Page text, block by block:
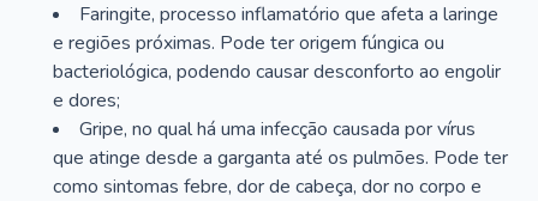
Faringite, processo inflamatório que afeta a laringe
e regiões próximas. Pode ter origem fúngica ou
bacteriológica, podendo causar desconforto ao engolir
e dores;
Gripe, no qual há uma infecção causada por vírus
que atinge desde a garganta até os pulmões. Pode ter
como sintomas febre, dor de cabeça, dor no corpo e